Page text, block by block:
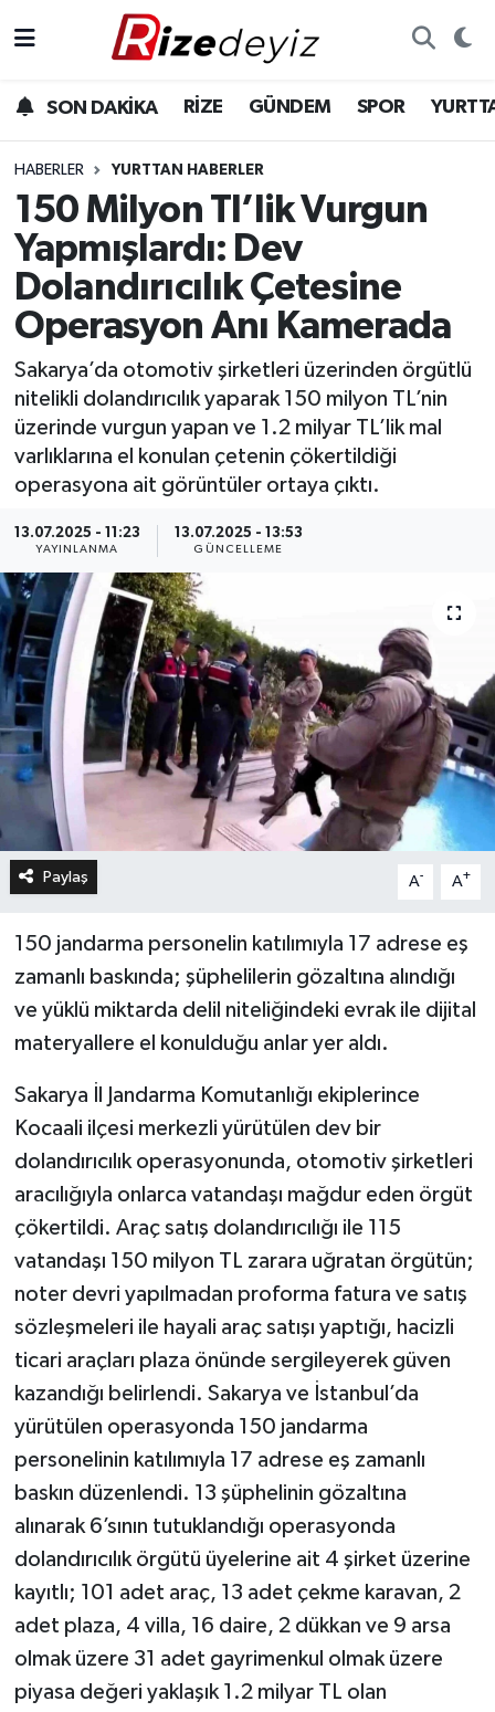
SON DAKİKA RİZE GÜNDEM SPOR
HABERLER YURTTAN HABERLER
150 Milyon Tl’lik Vurgun
Yapmışlardı: Dev
Dolandırıcılık Çetesine
Operasyon Anı Kamerada
Sakarya’da otomotiv şirketleri üzerinden örgütlü
nitelikli dolandırıcılık yaparak 150 milyon TL’nin
üzerinde vurgun yapan ve 1.2 milyar TL’lik mal
varlıklarına el konulan çetenin çökertildiği
operasyona ait görüntüler ortaya çıktı.
13.07.2025 - 11:23
YAYINLANMA
13.07.2025 - 13:53
GÜNCELLEME
Paylaş A- A+
150 jandarma personelin katılımıyla 17 adrese eş
zamanlı baskında; şüphelilerin gözaltına alındığı
ve yüklü miktarda delil niteliğindeki evrak ile dijital
materyallere el konulduğu anlar yer aldı.
Sakarya İl Jandarma Komutanlığı ekiplerince
Kocaali ilçesi merkezli yürütülen dev bir
dolandırıcılık operasyonunda, otomotiv şirketleri
aracılığıyla onlarca vatandaşı mağdur eden örgüt
çökertildi. Araç satış dolandırıcılığı ile 115
vatandaşı 150 milyon TL zarara uğratan örgütün;
noter devri yapılmadan proforma fatura ve satış
sözleşmeleri ile hayali araç satışı yaptığı, hacizli
ticari araçları plaza önünde sergileyerek güven
kazandığı belirlendi. Sakarya ve İstanbul’da
yürütülen operasyonda 150 jandarma
personelinin katılımıyla 17 adrese eş zamanlı
baskın düzenlendi. 13 şüphelinin gözaltına
alınarak 6’sının tutuklandığı operasyonda
dolandırıcılık örgütü üyelerine ait 4 şirket üzerine
kayıtlı; 101 adet araç, 13 adet çekme karavan, 2
adet plaza, 4 villa, 16 daire, 2 dükkan ve 9 arsa
olmak üzere 31 adet gayrimenkul olmak üzere
piyasa değeri yaklaşık 1.2 milyar TL olan
Gündem
Yurttan Haberler
Ekonomi
Sağlık
Rize Hava Durumu
Rize Trafik Yoğunluk Haritası
Süper Lig Puan Durumu ve Fikstür
Son Dakika Haberleri
Haber Arşivi